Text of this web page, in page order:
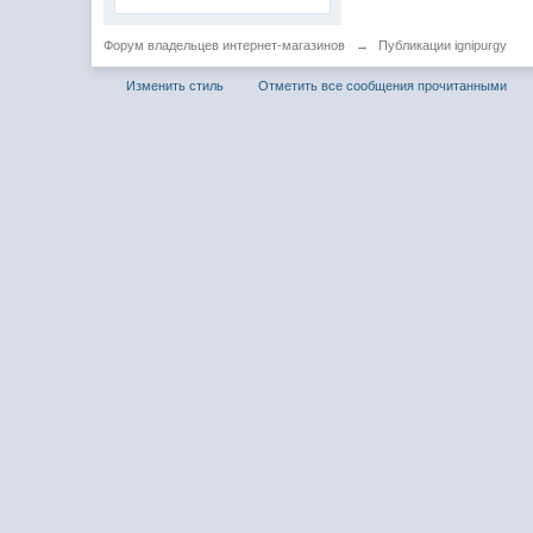
Форум владельцев интернет-магазинов → Публикации ignipurgy
Изменить стиль Отметить все сообщения прочитанными